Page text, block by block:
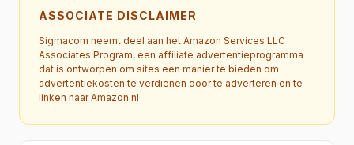
ASSOCIATE DISCLAIMER
Sigmacom neemt deel aan het Amazon Services LLC
Associates Program, een affiliate advertentieprogramma
dat is ontworpen om sites een manier te bieden om
advertentiekosten te verdienen door te adverteren en te
linken naar Amazon.nl